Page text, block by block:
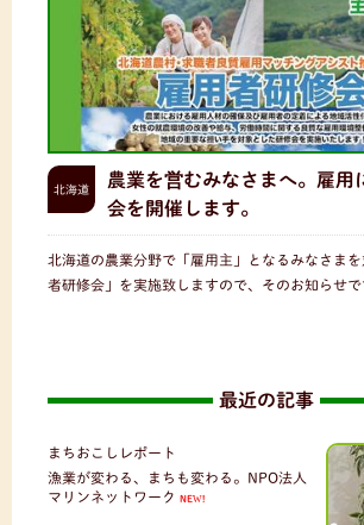
北海道
農業を営むみなさまへ。雇用
会を開催します。
北海道の農業分野で「雇用主」となるみなさま
者研修会」を実施致しますので、そのお知らせで
最近の記事
まちおこしレポート
漁業が変わる、まちも変わる。NPO法人
マリンネットワーク
NEW!